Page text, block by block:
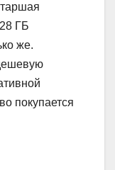
ГБ
же.
покупается